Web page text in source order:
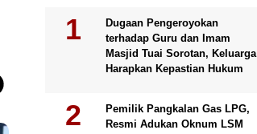
Dugaan Pengeroyokan
terhadap Guru dan Imam
Masjid Tuai Sorotan, Keluarga
Harapkan Kepastian Hukum
Pemilik Pangkalan Gas LPG,
Resmi Adukan Oknum LSM